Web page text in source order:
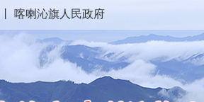
喀喇沁旗人民政府